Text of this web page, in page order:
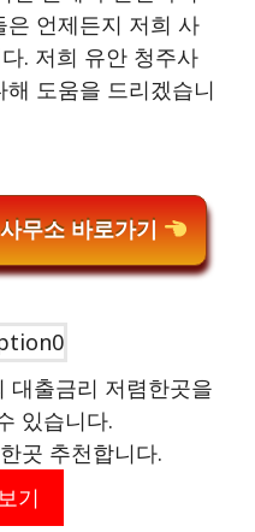
언제든지 저희 사
. 저희 유안 청주사
도움을 드리겠습니
무소 바로가기
대출금리 저렴한곳을
있습니다.
곳 추천합니다.
기